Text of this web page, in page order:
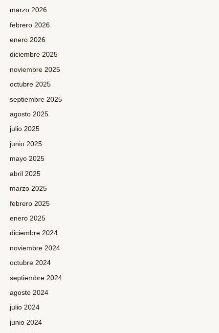
marzo 2026
febrero 2026
enero 2026
diciembre 2025
noviembre 2025
octubre 2025
septiembre 2025
agosto 2025
julio 2025
junio 2025
mayo 2025
abril 2025
marzo 2025
febrero 2025
enero 2025
diciembre 2024
noviembre 2024
octubre 2024
septiembre 2024
agosto 2024
julio 2024
junio 2024